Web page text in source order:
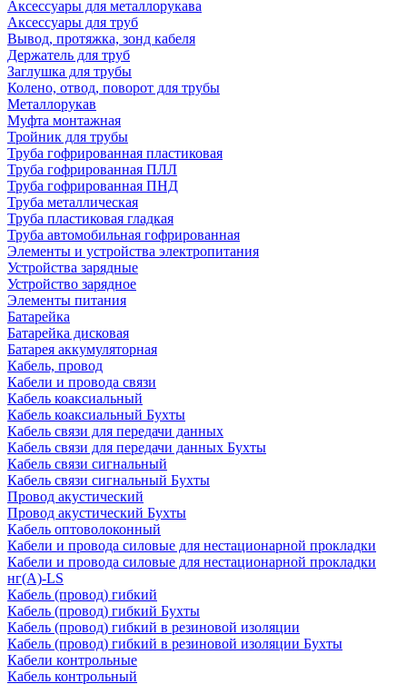
Аксессуары для металлорукава
Аксессуары для труб
Вывод, протяжка, зонд кабеля
Держатель для труб
Заглушка для трубы
Колено, отвод, поворот для трубы
Металлорукав
Муфта монтажная
Тройник для трубы
Труба гофрированная пластиковая
Труба гофрированная ПЛЛ
Труба гофрированная ПНД
Труба металлическая
Труба пластиковая гладкая
Труба автомобильная гофрированная
Элементы и устройства электропитания
Устройства зарядные
Устройство зарядное
Элементы питания
Батарейка
Батарейка дисковая
Батарея аккумуляторная
Кабель, провод
Кабели и провода связи
Кабель коаксиальный
Кабель коаксиальный Бухты
Кабель связи для передачи данных
Кабель связи для передачи данных Бухты
Кабель связи сигнальный
Кабель связи сигнальный Бухты
Провод акустический
Провод акустический Бухты
Кабель оптоволоконный
Кабели и провода силовые для нестационарной прокладки
Кабели и провода силовые для нестационарной прокладки
нг(А)-LS
Кабель (провод) гибкий
Кабель (провод) гибкий Бухты
Кабель (провод) гибкий в резиновой изоляции
Кабель (провод) гибкий в резиновой изоляции Бухты
Кабели контрольные
Кабель контрольный